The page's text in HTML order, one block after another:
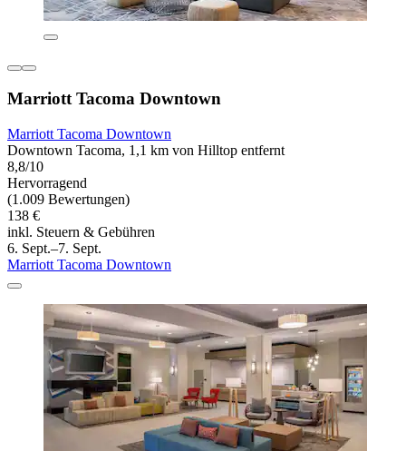
Marriott Tacoma Downtown
Marriott Tacoma Downtown
Downtown Tacoma, 1,1 km von Hilltop entfernt
8,8/10
Hervorragend
(1.009 Bewertungen)
138 €
inkl. Steuern & Gebühren
6. Sept.–7. Sept.
Marriott Tacoma Downtown